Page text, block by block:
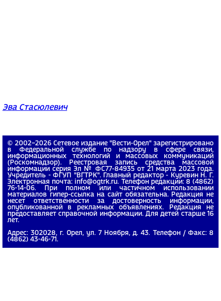
Эва Стасюлевич
© 2002−2026 Сетевое издание "Вести-Орел" зарегистрировано
в Федеральной службе по надзору в сфере связи,
информационных технологий и массовых коммуникаций
(Роскомнадзор). Реестровая запись средства массовой
информации серия Эл № ФС77-84935 от 21 марта 2023 года.
Учредитель - ФГУП "ВГТРК". Главный редактор - Куревин Н. Г.
Электронная почта: info@ogtrk.ru. Телефон редакции: 8 (4862)
76-14-06. При полном или частичном использовании
материалов гипер-ссылка на сайт обязательна. Редакция не
несет ответственности за достоверность информации,
опубликованной в рекламных объявлениях. Редакция не
предоставляет справочной информации. Для детей старше 16
лет.
Адрес: 302028, г. Орел, ул. 7 Ноября, д. 43. Телефон / Факс: 8
(4862) 43-46-71.